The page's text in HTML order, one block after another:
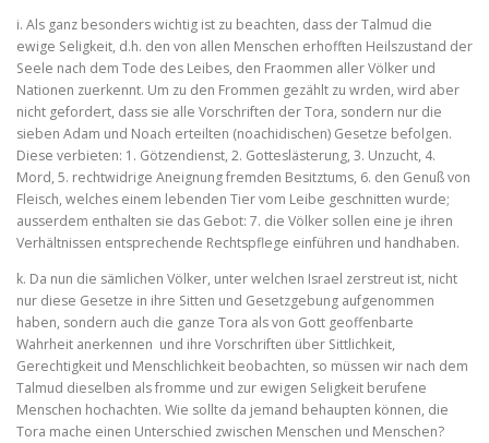
i. Als ganz besonders wichtig ist zu beachten, dass der Talmud die
ewige Seligkeit, d.h. den von allen Menschen erhofften Heilszu­stand der
Seele nach dem Tode des Leibes, den Fraommen aller Völker und
Nationen zuerkennt. Um zu den Frommen gezählt zu wrden, wird aber
nicht gefordert, dass sie alle Vorschriften der Tora, sondern nur die
sieben Adam und Noach erteilten (noachidi­schen) Gesetze befolgen.
Diese verbieten: 1. Götzendienst, 2. Gotteslästerung, 3. Unzucht, 4.
Mord, 5. rechtwidrige Aneignung fremden Besitztums, 6. den Genuß von
Fleisch, welches einem lebenden Tier vom Leibe geschnitten wurde;
ausserdem enthalten sie das Gebot: 7. die Völker sollen eine je ihren
Verhältnissen entsprechende Rechtspflege einführen und handhaben.
k. Da nun die sämlichen Völker, unter welchen Israel zerstreut ist, nicht
nur diese Gesetze in ihre Sitten und Gesetzgebung aufgenommen
haben, sondern auch die ganze Tora als von Gott geoffenbarte
Wahrheit anerkennen und ihre Vorschriften über Sittlichkeit,
Gerechtigkeit und Menschlichkeit beobachten, so müssen wir nach dem
Talmud dieselben als fromme und zur ewigen Seligkeit berufene
Menschen hochachten. Wie sollte da jemand behaupten können, die
Tora mache einen Unterschied zwischen Menschen und Menschen?